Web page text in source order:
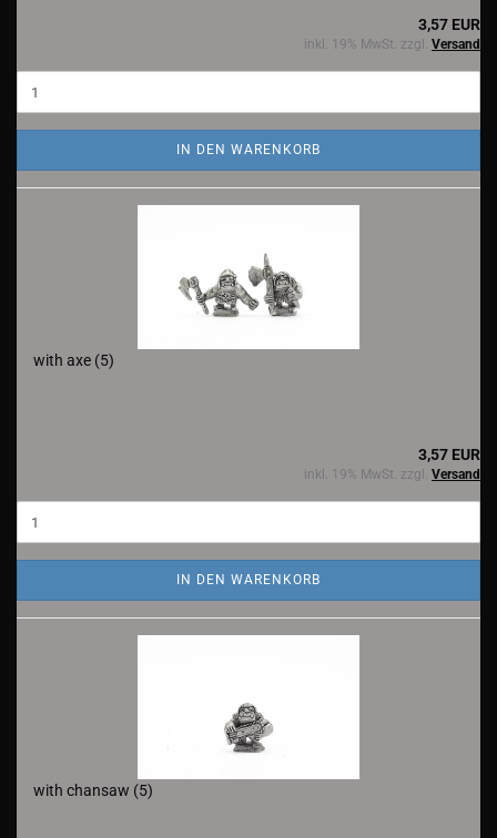
3,57 EUR
inkl. 19% MwSt. zzgl. Versand
IN DEN WARENKORB
with axe (5)
3,57 EUR
inkl. 19% MwSt. zzgl. Versand
IN DEN WARENKORB
with chansaw (5)